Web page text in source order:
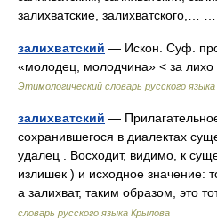
залихватские, залихватского,…
залихватский — Искон. Суф.
«молодец, молодчина» < за
Этимологический словарь русского языка
залихватский —
сохранившегося в диалектах
удалец . Восходит, видимо, к
излишек ) и исходное значение:
а залихват, таким образом, это
словарь русского языка Крылова